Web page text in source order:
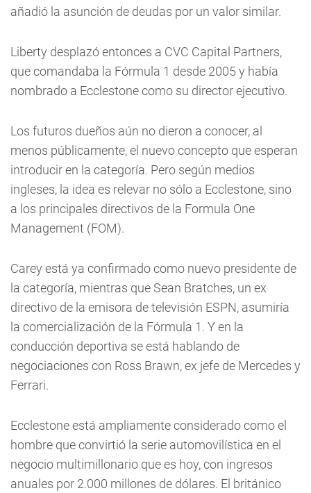
añadió la asunción de deudas por un valor similar.
Liberty desplazó entonces a CVC Capital Partners,
que comandaba la Fórmula 1 desde 2005 y había
nombrado a Ecclestone como su director ejecutivo.
Los futuros dueños aún no dieron a conocer, al
menos públicamente, el nuevo concepto que esperan
introducir en la categoría. Pero según medios
ingleses, la idea es relevar no sólo a Ecclestone, sino
a los principales directivos de la Formula One
Management (FOM).
Carey está ya confirmado como nuevo presidente de
la categoría, mientras que Sean Bratches, un ex
directivo de la emisora de televisión ESPN, asumiría
la comercialización de la Fórmula 1. Y en la
conducción deportiva se está hablando de
negociaciones con Ross Brawn, ex jefe de Mercedes y
Ferrari.
Ecclestone está ampliamente considerado como el
hombre que convirtió la serie automovilística en el
negocio multimillonario que es hoy, con ingresos
anuales por 2.000 millones de dólares. El británico